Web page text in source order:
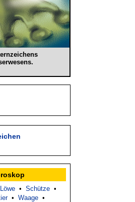
Löwe • Schütze •
• Waage •